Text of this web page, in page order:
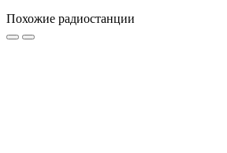
Похожие радиостанции